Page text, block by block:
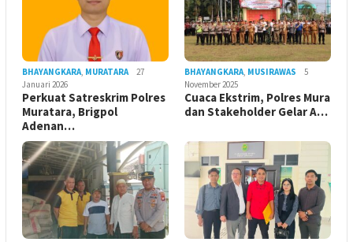
BHAYANGKARA, MURATARA
27
Januari 2026
Perkuat Satreskrim Polres
Muratara, Brigpol
Adenan…
BHAYANGKARA, MUSIRAWAS
5
November 2025
Cuaca Ekstrim, Polres Mura
dan Stakeholder Gelar A…